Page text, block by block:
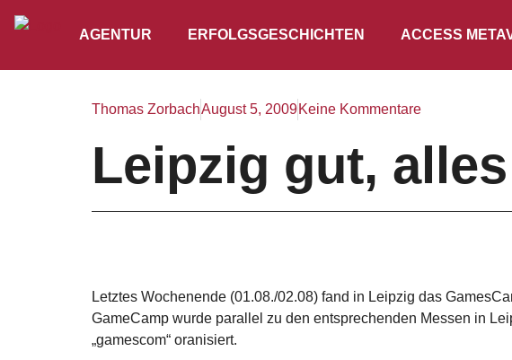
AGENTUR ERFOLGSGESCHICHTEN ACCESS
Thomas ZorbachAugust 5, 2009Keine Kommentare
Leipzig gut,
Letztes Wochenende (01.08./02.08) fand in Leipzig das
GameCamp wurde parallel zu den entsprechenden Messen in
„gamescom“ oranisiert.